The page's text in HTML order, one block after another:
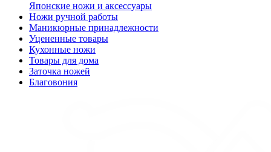
Японские ножи и аксессуары
Ножи ручной работы
Маникюрные принадлежности
Уцененные товары
Кухонные ножи
Товары для дома
Заточка ножей
Благовония